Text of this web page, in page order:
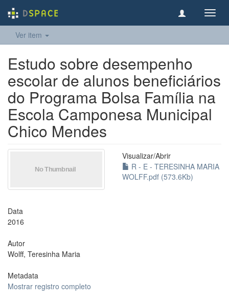
Ver item
Estudo sobre desempenho
escolar de alunos beneficiários
do Programa Bolsa Família na
Escola Camponesa Municipal
Chico Mendes
Visualizar/Abrir
R - E - TERESINHA MARIA
WOLFF.pdf (573.6Kb)
Data
2016
Autor
Wolff, Teresinha Maria
Metadata
Mostrar registro completo